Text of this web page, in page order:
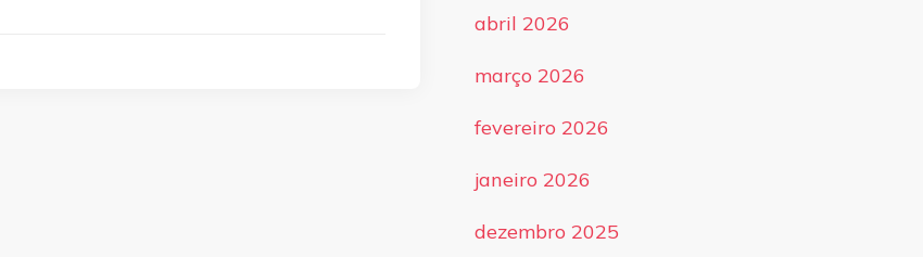
abril 2026
março 2026
fevereiro 2026
janeiro 2026
dezembro 2025